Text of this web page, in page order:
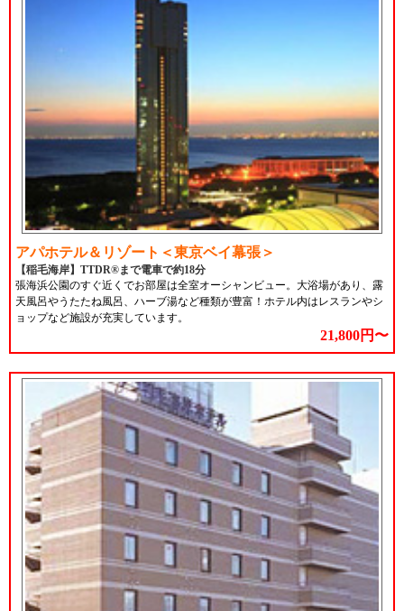
アパホテル＆リゾート＜東京ベイ幕張＞
【稲毛海岸】TTDR®まで電車で約18分
張海浜公園のすぐ近くでお部屋は全室オーシャンビュー。大浴場があり、露
天風呂やうたたね風呂、ハーブ湯など種類が豊富！ホテル内はレスランやシ
ョップなど施設が充実しています。
21,800円〜